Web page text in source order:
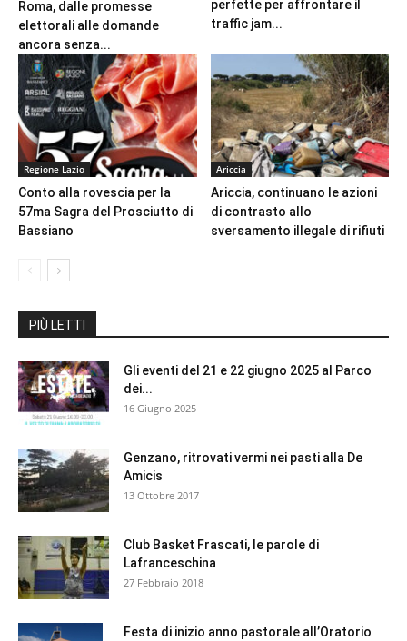
Roma, dalle promesse
elettorali alle domande
ancora senza...
perfette per affrontare il
traffic jam...
Regione Lazio
Conto alla rovescia per la
57ma Sagra del Prosciutto di
Bassiano
Ariccia
Ariccia, continuano le azioni
di contrasto allo
sversamento illegale di rifiuti
PIÙ LETTI
Gli eventi del 21 e 22 giugno 2025 al Parco
dei...
16 Giugno 2025
Genzano, ritrovati vermi nei pasti alla De
Amicis
13 Ottobre 2017
Club Basket Frascati, le parole di
Lafranceschina
27 Febbraio 2018
Festa di inizio anno pastorale all’Oratorio